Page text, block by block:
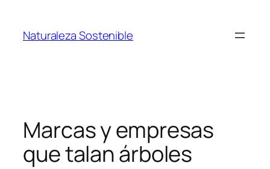
contenido
Naturaleza Sostenible
Marcas y empresas
que talan árboles